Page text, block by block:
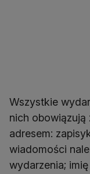
Wszystkie
nich obowiązują
adresem:
wiadomości
wydarzenia;